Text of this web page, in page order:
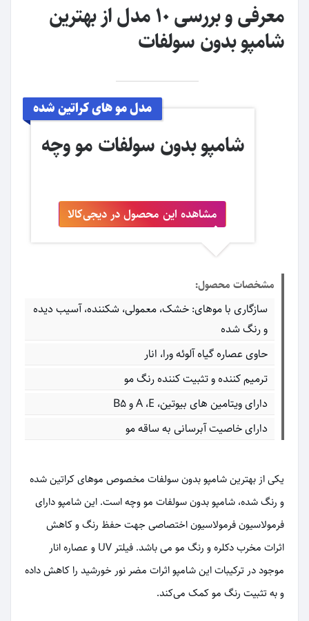
معرفی و بررسی ۱۰ مدل از بهترین
شامپو بدون سولفات
مدل مو های کراتین شده
شامپو بدون سولفات مو وچه
مشاهده این محصول در دیجی‌کالا
مشخصات محصول:
سازگاری با موهای: خشک، معمولی، شکننده، آسیب دیده
و رنگ شده
حاوی عصاره گیاه آلوئه ورا، انار
ترمیم کننده و تثبیت کننده رنگ مو
دارای ویتامین های بیوتین، A ،E و B5
دارای خاصیت آبرسانی به ساقه مو
یکی از بهترین شامپو بدون سولفات مخصوص موهای کراتین شده
و رنگ شده، شامپو بدون سولفات مو وچه است. این شامپو دارای
فرمولاسیون فرمولاسیون اختصاصی جهت حفظ رنگ و کاهش
اثرات مخرب دکلره و رنگ مو می باشد. فیلتر UV و عصاره انار
موجود در ترکیبات این شامپو اثرات مضر نور خورشید را کاهش داده
و به تثبیت رنگ مو کمک می‌کند.